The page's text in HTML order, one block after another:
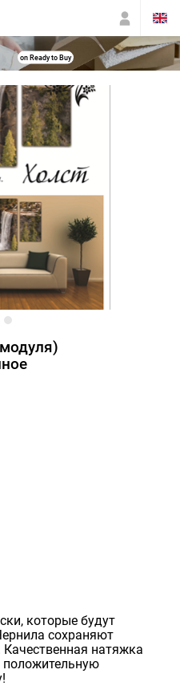
on Ready to Buy
которые будут
сохраняют
натяжка
положительную